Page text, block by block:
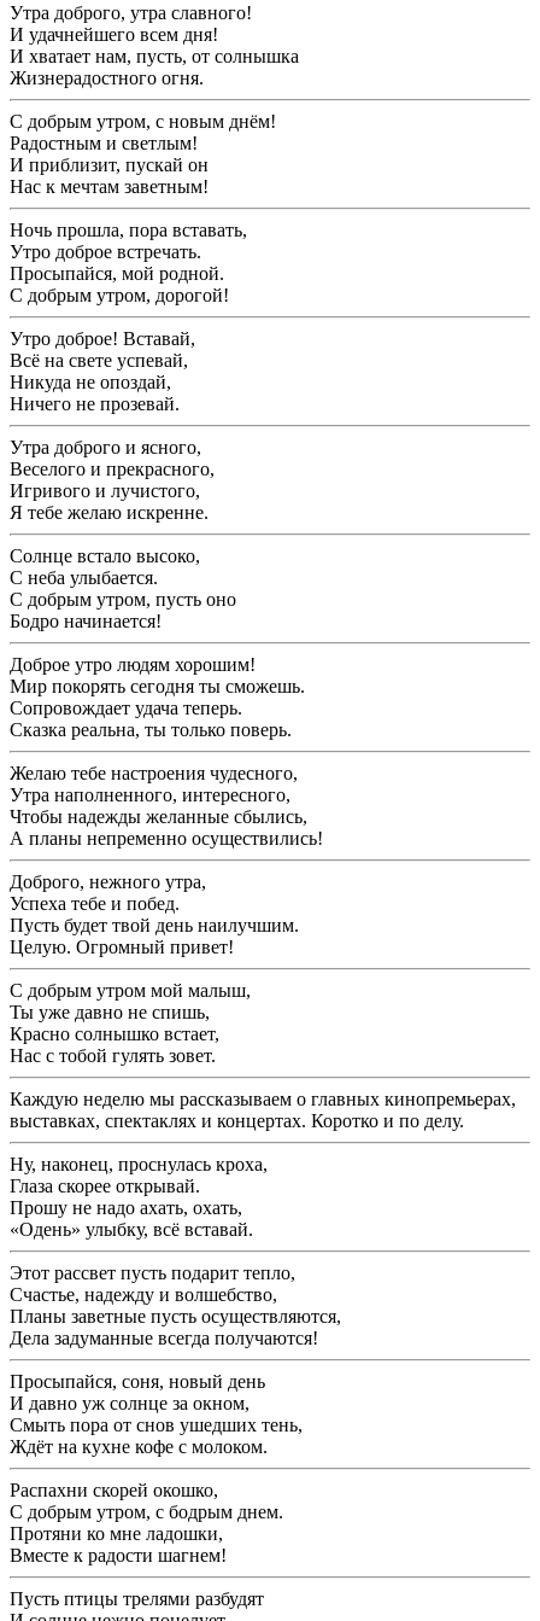
Утра доброго, утра славного!
И удачнейшего всем дня!
И хватает нам, пусть, от солнышка
Жизнерадостного огня.
С добрым утром, с новым днём!
Радостным и светлым!
И приблизит, пускай он
Нас к мечтам заветным!
Ночь прошла, пора вставать,
Утро доброе встречать.
Просыпайся, мой родной.
С добрым утром, дорогой!
Утро доброе! Вставай,
Всё на свете успевай,
Никуда не опоздай,
Ничего не прозевай.
Утра доброго и ясного,
Веселого и прекрасного,
Игривого и лучистого,
Я тебе желаю искренне.
Солнце встало высоко,
С неба улыбается.
С добрым утром, пусть оно
Бодро начинается!
Доброе утро людям хорошим!
Мир покорять сегодня ты сможешь.
Сопровождает удача теперь.
Сказка реальна, ты только поверь.
Желаю тебе настроения чудесного,
Утра наполненного, интересного,
Чтобы надежды желанные сбылись,
А планы непременно осуществились!
Доброго, нежного утра,
Успеха тебе и побед.
Пусть будет твой день наилучшим.
Целую. Огромный привет!
С добрым утром мой малыш,
Ты уже давно не спишь,
Красно солнышко встает,
Нас с тобой гулять зовет.
Каждую неделю мы рассказываем о главных кинопремьерах,
выставках, спектаклях и концертах. Коротко и по делу.
Ну, наконец, проснулась кроха,
Глаза скорее открывай.
Прошу не надо ахать, охать,
«Одень» улыбку, всё вставай.
Этот рассвет пусть подарит тепло,
Счастье, надежду и волшебство,
Планы заветные пусть осуществляются,
Дела задуманные всегда получаются!
Просыпайся, соня, новый день
И давно уж солнце за окном,
Смыть пора от снов ушедших тень,
Ждёт на кухне кофе с молоком.
Распахни скорей окошко,
С добрым утром, с бодрым днем.
Протяни ко мне ладошки,
Вместе к радости шагнем!
Пусть птицы трелями разбудят